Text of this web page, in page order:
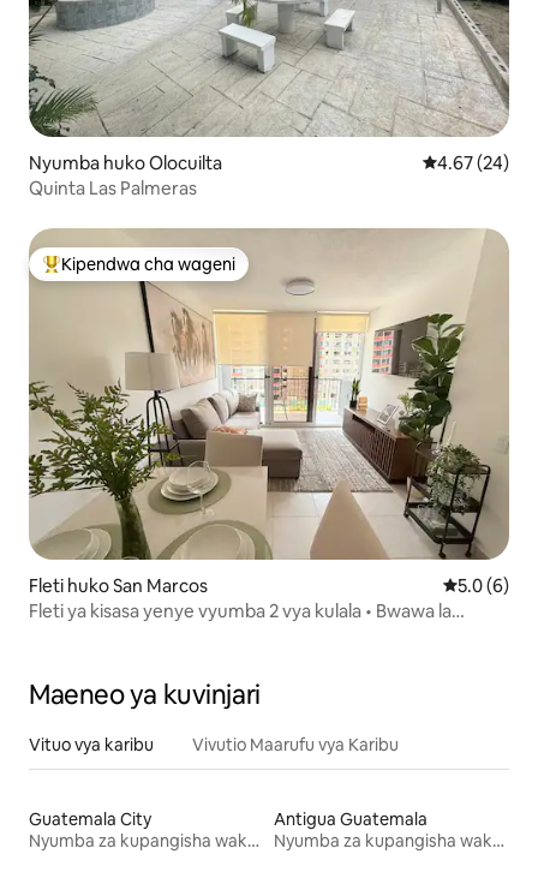
Nyumba huko Olocuilta Ukadiriaji wa
4.67 (24)
Quinta Las Palmeras
Kipendwa maarufu cha wageni
Kipendwa cha wageni
Fleti huko San Marcos Ukadiriaji
5.0 (6)
Fleti ya kisasa yenye vyumba 2 vya kulala • Bwawa la
Maeneo ya kuvinjari
Vituo vya karibu Vivutio Maarufu vya Karibu
Guatemala City
Nyumba za kupangisha wakati wa likizo
Antigua Guatemala
Nyumba za kupangisha wakati wa likizo